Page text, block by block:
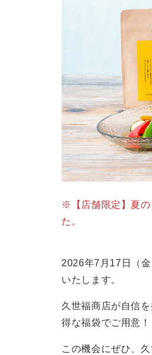
※【店舗限定】夏の
た。
2026年7月17日（
いたします。
久世福商店が自信
得な福袋でご用意！
この機会にぜひ、